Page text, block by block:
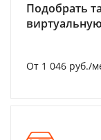
Подобрать
От 1 046 руб./